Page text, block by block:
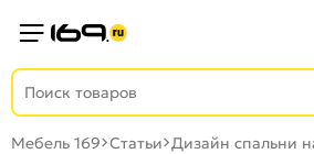
Мебель 169 Статьи Дизайн спальни